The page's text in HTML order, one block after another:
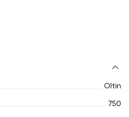
Oltin
750